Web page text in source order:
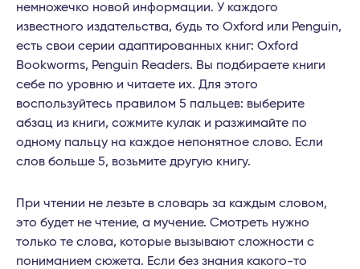
немножечко новой информации. У каждого
известного издательства, будь то Oxford или Penguin,
есть свои серии адаптированных книг: Oxford
Bookworms, Penguin Readers. Вы подбираете книги
себе по уровню и читаете их. Для этого
воспользуйтесь правилом 5 пальцев: выберите
абзац из книги, сожмите кулак и разжимайте по
одному пальцу на каждое непонятное слово. Если
слов больше 5, возьмите другую книгу.
При чтении не лезьте в словарь за каждым словом,
это будет не чтение, а мучение. Смотреть нужно
только те слова, которые вызывают сложности с
пониманием сюжета. Если без знания какого-то